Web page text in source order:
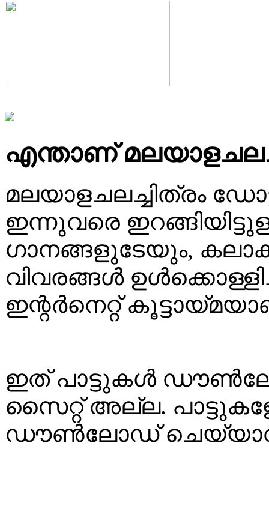
എന്താണ്
മലയാളചലച്ചിത്രം
ഇന്നുവരെ
ഗാനങ്ങളുടേയും,
വിവരങ്ങള്‍
ഇന്റര്‍നെറ്റ്
ഇത് പാട്ടുകള്‍
സൈറ്റ് അല്ല.
ഡൗണ്‍ലോഡ്